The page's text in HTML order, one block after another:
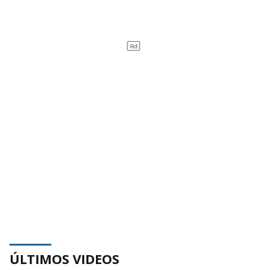
ÚLTIMOS VIDEOS